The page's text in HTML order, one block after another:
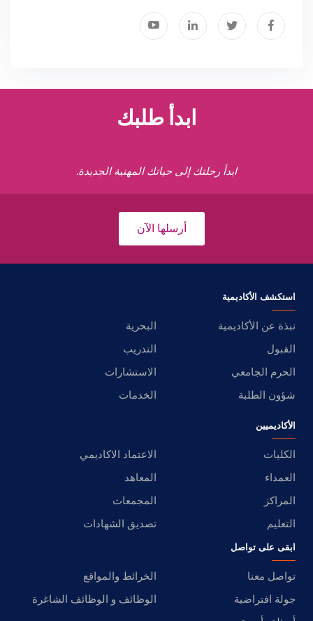
ابدأ طلبك
ابدأ رحلتك إلى حياتك المهنية الجديدة.
أرسلها الآن
استكشف الأكاديمية
نبذة عن الأكاديمية
البحرية
القبول
التدريب
الحرم الجامعي
الاستشارات
شؤون الطلبة
الخدمات
الأكاديميين
الكليات
الاعتماد الاكاديمي
العمداء
المعاهد
المراكز
المجمعات
التعليم
تصديق الشهادات
ابقى على تواصل
تواصل معنا
الخرائط والمواقع
جولة افتراضية
الوظائف و الوظائف الشاغرة